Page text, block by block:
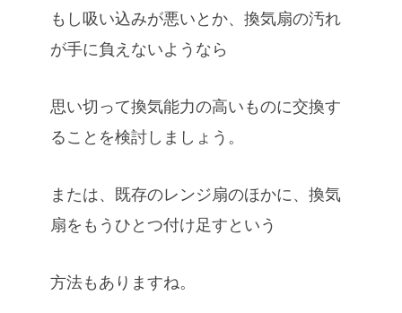
もし吸い込みが悪いとか、換気扇の汚れ
が手に負えないようなら
思い切って換気能力の高いものに交換す
ることを検討しましょう。
または、既存のレンジ扇のほかに、換気
扇をもうひとつ付け足すという
方法もありますね。